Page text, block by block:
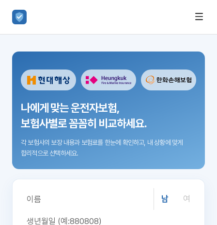
나에게 맞는 운전자보험,
보험사별로 꼼꼼히 비교하세요.
각 보험사의 보장 내용과 보험료를 한눈에 확인하고, 내 상황에 맞게
합리적으로 선택하세요.
남 여